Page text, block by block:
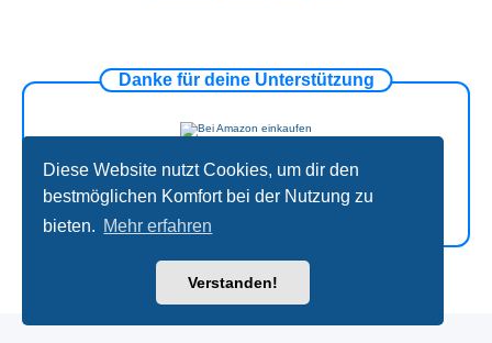
Diese Website nutzt Cookies, um dir den
bestmöglichen Komfort bei der Nutzung zu
bieten. Mehr erfahren
Verstanden!
Danke für deine Unterstützung